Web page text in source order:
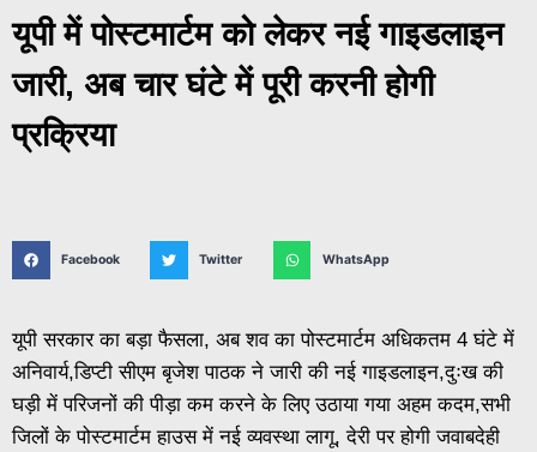
यूपी में पोस्टमार्टम को लेकर नई गाइडलाइन
जारी, अब चार घंटे में पूरी करनी होगी
प्रक्रिया
Facebook Twitter WhatsApp
यूपी सरकार का बड़ा फैसला, अब शव का पोस्टमार्टम अधिकतम 4 घंटे में
अनिवार्य,डिप्टी सीएम बृजेश पाठक ने जारी की नई गाइडलाइन,दुःख की
घड़ी में परिजनों की पीड़ा कम करने के लिए उठाया गया अहम कदम,सभी
जिलों के पोस्टमार्टम हाउस में नई व्यवस्था लागू, देरी पर होगी जवाबदेही